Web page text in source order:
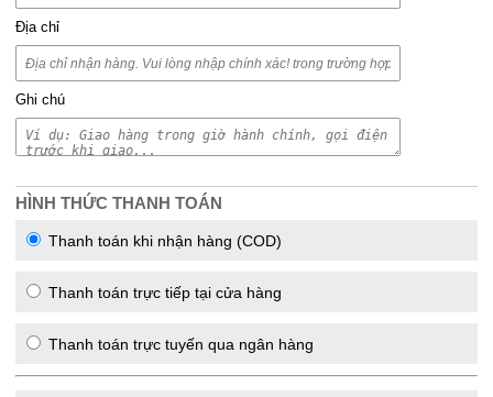
Địa chỉ
Ghi chú
HÌNH THỨC THANH TOÁN
Thanh toán khi nhận hàng (COD)
Thanh toán trực tiếp tại cửa hàng
Thanh toán trực tuyến qua ngân hàng